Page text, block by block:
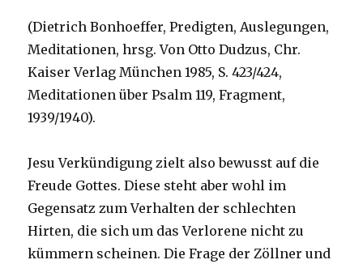
(Dietrich Bonhoeffer, Predigten, Auslegungen,
Meditationen, hrsg. Von Otto Dudzus, Chr.
Kaiser Verlag München 1985, S. 423/424,
Meditationen über Psalm 119, Fragment,
1939/1940).
Jesu Verkündigung zielt also bewusst auf die
Freude Gottes. Diese steht aber wohl im
Gegensatz zum Verhalten der schlechten
Hirten, die sich um das Verlorene nicht zu
kümmern scheinen. Die Frage der Zöllner und